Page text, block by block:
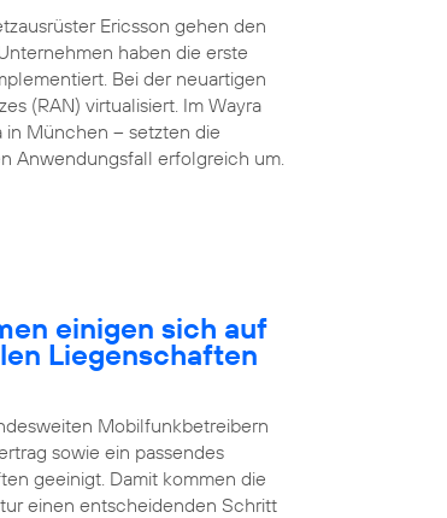
Ericsson gehen den
haben die erste
Bei der neuartigen
(RAN) virtualisiert. Im Wayra
in München – setzten die
Anwendungsfall erfolgreich um.
einigen sich auf
Liegenschaften
Mobilfunkbetreibern
sowie ein passendes
geeinigt. Damit kommen die
einen entscheidenden Schritt